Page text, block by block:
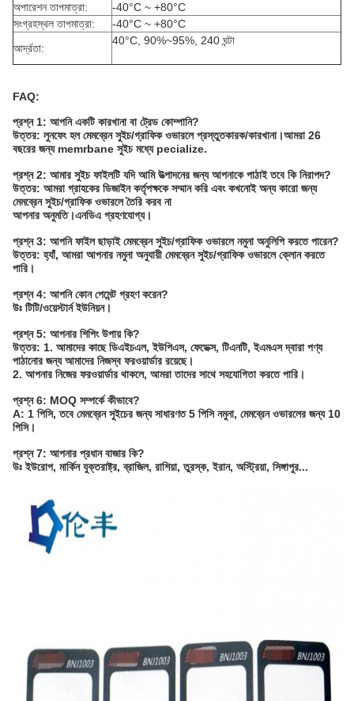
অপারেশন তাপমাত্রা:
-40°C ~ +80°C
সংগ্রহস্থল তাপমাত্রা:
-40°C ~ +80°C
আর্দ্রতা:
40°C, 90%~95%, 240 ঘন্টা
FAQ:
প্রশ্ন 1: আপনি একটি কারখানা বা ট্রেড কোম্পানি?
উত্তর: লুনফেং হল মেমব্রেন সুইচ/গ্রাফিক ওভারলে প্রস্তুতকারক/কারখানা।আমরা 26
বছরের জন্য memrbane সুইচ মধ্যে pecialize.
প্রশ্ন 2: আমার সুইচ ফাইলটি যদি আমি উত্পাদনের জন্য আপনাকে পাঠাই তবে কি নিরাপদ?
উত্তর: আমরা গ্রাহকের ডিজাইন কর্তৃপক্ষকে সম্মান করি এবং কখনোই অন্য কারো জন্য
মেমব্রেন সুইচ/গ্রাফিক ওভারলে তৈরি করব না
আপনার অনুমতি।এনডিএ গ্রহণযোগ্য।
প্রশ্ন 3: আপনি ফাইল ছাড়াই মেমব্রেন সুইচ/গ্রাফিক ওভারলে নমুনা অনুলিপি করতে পারেন?
উত্তর: হ্যাঁ, আমরা আপনার নমুনা অনুযায়ী মেমব্রেন সুইচ/গ্রাফিক ওভারলে ক্লোন করতে
পারি।
প্রশ্ন 4: আপনি কোন পেমেন্ট গ্রহণ করেন?
উঃ টিটি/ওয়েস্টার্ন ইউনিয়ন।
প্রশ্ন 5: আপনার শিপিং উপায় কি?
উত্তর: 1. আমাদের কাছে ডিএইচএল, ইউপিএস, ফেডেক্স, টিএনটি, ইএমএস দ্বারা পণ্য
পাঠানোর জন্য আমাদের নিজস্ব ফরওয়ার্ডার রয়েছে।
2. আপনার নিজের ফরওয়ার্ডার থাকলে, আমরা তাদের সাথে সহযোগিতা করতে পারি।
প্রশ্ন 6: MOQ সম্পর্কে কীভাবে?
A: 1 পিসি, তবে মেমব্রেন সুইচের জন্য সাধারণত 5 পিসি নমুনা, মেমব্রেন ওভারলের জন্য 10
পিসি।
প্রশ্ন 7: আপনার প্রধান বাজার কি?
উঃ ইউরোপ, মার্কিন যুক্তরাষ্ট্র, ব্রাজিল, রাশিয়া, তুরস্ক, ইরান, অস্ট্রিয়া, সিঙ্গাপুর...